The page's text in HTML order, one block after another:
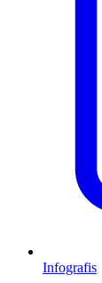
Infografis